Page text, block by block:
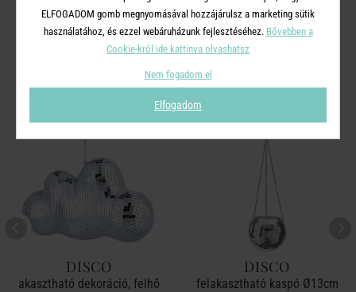
A TERMÉKCSALÁD TOVÁBBI
TERMÉKEI
DISCO
akasztható dekoráció, felhő
DISCO
felakasztható kaspó Ø13cm
ELFOGADOM gomb megnyomásával hozzájárulsz a marketing sütik
használatához, és ezzel webáruházunk fejlesztéséhez. Bővebben a
Cookie-król ide kattinva olvashatsz
Nem fogadom el
Elfogadom